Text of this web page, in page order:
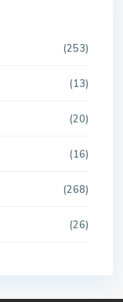
(253)
(13)
(20)
(16)
(268)
(26)